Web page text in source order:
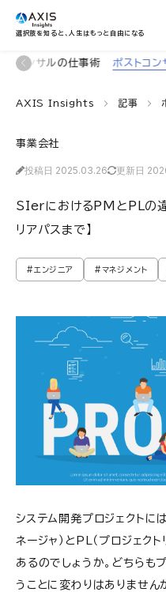
選択肢を知ると、人生はもっと自由になる
コンサルの仕事術 ポストコン
AXIS Insights 記事
事業会社
投稿日 2025.03.26 更新日
SIerにおけるPMとPLの違
リアパスまで】
#エンジニア #マネジメント
システム開発プロジェクトに
ネージャ）とPL（プロジェク
あるのでしょうか。どちらも
うことに変わりはありません